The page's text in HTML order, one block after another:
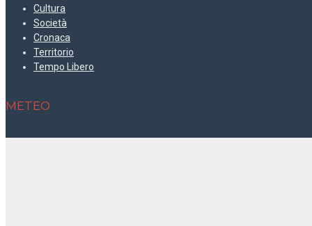
Cultura
Società
Cronaca
Territorio
Tempo Libero
METEO